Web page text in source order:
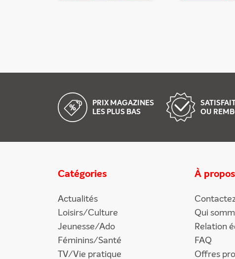
PRIX MAGAZINES
LES PLUS BAS
OU
Catégories
Actualités
Loisirs/Culture
Jeunesse/Ado
Féminins/Santé
TV/Vie pratique
À propos
Qui
Relation
FAQ
Offres